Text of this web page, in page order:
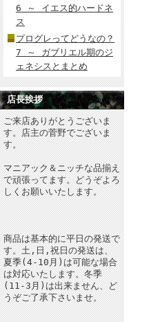
6 ～ イエス的ハードネ
ス
プログレってどうなの？
7 ～ ガブリエル期のジ
ェネシスとまとめ
店長挨拶
ご来店ありがとうございま
す。店主の菅野でございま
す。
マニアック＆ニッチな品揃え
で頑張ってます。どうぞよろ
しくお願いいたします。
商品は基本的に平日の発送で
す。土,日,祝日の発送は、
夏季(4-10月)は可能な場合
は対応いたします。冬季
(11-3月)は出来ません、ど
うぞご了承下さいませ。